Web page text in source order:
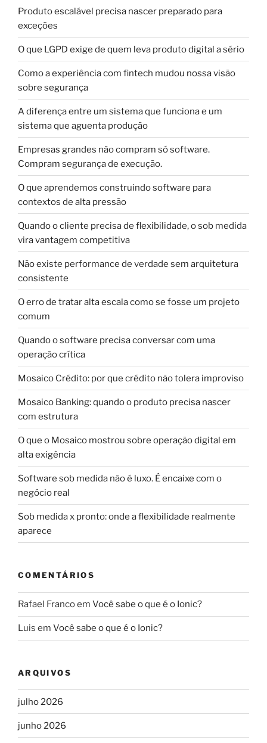
Produto escalável precisa nascer preparado para
exceções
O que LGPD exige de quem leva produto digital a sério
Como a experiência com fintech mudou nossa visão
sobre segurança
A diferença entre um sistema que funciona e um
sistema que aguenta produção
Empresas grandes não compram só software.
Compram segurança de execução.
O que aprendemos construindo software para
contextos de alta pressão
Quando o cliente precisa de flexibilidade, o sob medida
vira vantagem competitiva
Não existe performance de verdade sem arquitetura
consistente
O erro de tratar alta escala como se fosse um projeto
comum
Quando o software precisa conversar com uma
operação crítica
Mosaico Crédito: por que crédito não tolera improviso
Mosaico Banking: quando o produto precisa nascer
com estrutura
O que o Mosaico mostrou sobre operação digital em
alta exigência
Software sob medida não é luxo. É encaixe com o
negócio real
Sob medida x pronto: onde a flexibilidade realmente
aparece
COMENTÁRIOS
Rafael Francoem Você sabe o que é o Ionic?
Luis em Você sabe o que é o Ionic?
ARQUIVOS
julho 2026
junho 2026